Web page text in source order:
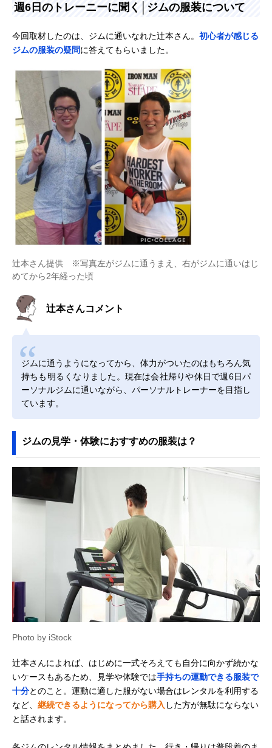
週6日のトレーニーに聞く│ジムの服装について
今回取材したのは、ジムに通いなれた辻本さん。 初心者が感じる
ジムの服装の疑問に答えてもらいました。
辻本さん提供 ※写真左がジムに通うまえ、右がジムに通いはじ
めてから2年経った頃
辻本さんコメント
ジムに通うようになってから、体力がついたのはもちろん気
持ちも明るくなりました。現在は会社帰りや休日で週6日パ
ーソナルジムに通いながら、パーソナルトレーナーを目指し
ています。
ジムの見学・体験におすすめの服装は？
Photo by iStock
辻本さんによれば、はじめに一式そろえても自分に向かず続かな
いケースもあるため、見学や体験では手持ちの運動できる服装で
十分とのこと。運動に適した服がない場合はレンタルを利用する
など、 継続できるようになってから購入 した方が無駄にならない
と話されます。